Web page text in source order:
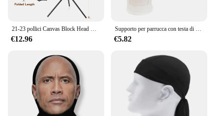
21-23 pollici Canvas Block Head manichino parrucca testa parrucca Stand treppiede con testa, testa di manichino parrucca Display Styling testa con supporto
€12.96
Supporto per parrucca con testa di parrucca in tela testa di manichino da 21-24 pollici per la visualizzazione dello styling dei capelli con supporto per parrucca con supporto per parrucca
€5.82